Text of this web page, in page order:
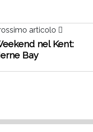
articolo
nel Kent:
Bay